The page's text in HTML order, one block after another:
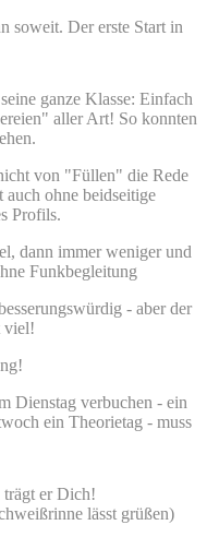
soweit. Der erste Start in
ganze Klasse: Einfach
aller Art! So konnten
von "Füllen" die Rede
ohne beidseitige
Profils.
dann immer weniger und
Funkbegleitung
- aber der
viel!
Dienstag verbuchen - ein
ein Theorietag - muss
trägt er Dich!
lässt grüßen)